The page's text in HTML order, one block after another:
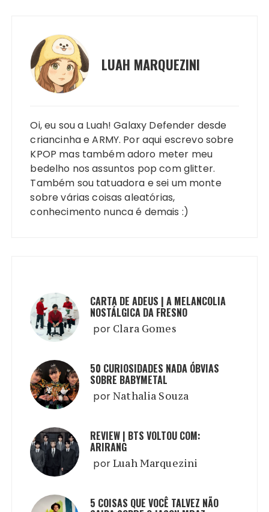
LUAH MARQUEZINI
Oi, eu sou a Luah! Galaxy Defender desde
criancinha e ARMY. Por aqui escrevo sobre
KPOP mas também adoro meter meu
bedelho nos assuntos pop com glitter.
Também sou tatuadora e sei um monte
sobre várias coisas aleatórias,
conhecimento nunca é demais :)
CARTA DE ADEUS | A MELANCOLIA
NOSTÁLGICA DA FRESNO
por Clara Gomes
50 CURIOSIDADES NADA ÓBVIAS
SOBRE BABYMETAL
porNathalia Souza
REVIEW | BTS VOLTOU COM:
ARIRANG
porLuah Marquezini
5 COISAS QUE VOCÊ TALVEZ NÃO